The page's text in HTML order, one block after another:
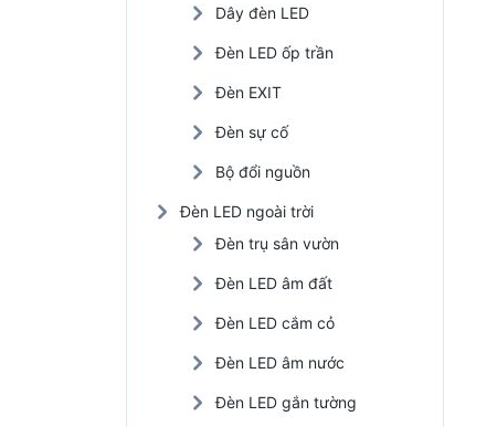
Dây đèn LED
Đèn LED ốp trần
Đèn EXIT
Đèn sự cố
Bộ đổi nguồn
Đèn LED ngoài trời
Đèn trụ sân vườn
Đèn LED âm đất
Đèn LED cắm cỏ
Đèn LED âm nước
Đèn LED gắn tường